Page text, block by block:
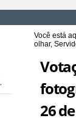
Você está
olhar,
26